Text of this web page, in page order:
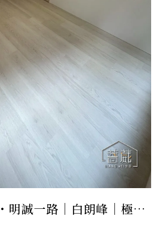
明誠一路｜白朗峰｜極淺